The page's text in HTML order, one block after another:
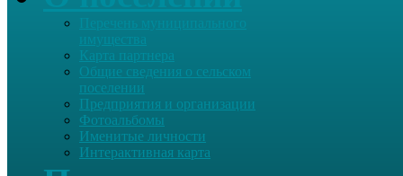
Перечень муниципального
имущества
Карта партнера
Общие сведения о сельском
поселении
Предприятия и организации
Фотоальбомы
Именитые личности
Интерактивная карта